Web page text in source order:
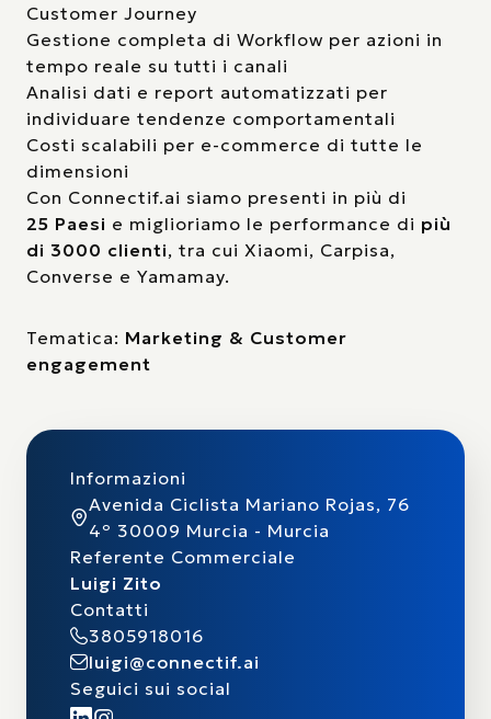
Customer Journey
Gestione completa di Workflow per azioni in
tempo reale su tutti i canali
Analisi dati e report automatizzati per
individuare tendenze comportamentali
Costi scalabili per e-commerce di tutte le
dimensioni
Con Connectif.ai siamo presenti in più di
25 Paesi e miglioriamo le performance di più
di 3000 clienti, tra cui Xiaomi, Carpisa,
Converse e Yamamay.
Tematica: Marketing & Customer
engagement
Informazioni
Avenida Ciclista Mariano Rojas, 76
4º 30009 Murcia - Murcia
Referente Commerciale
Luigi Zito
Contatti
3805918016
luigi@connectif.ai
Seguici sui social